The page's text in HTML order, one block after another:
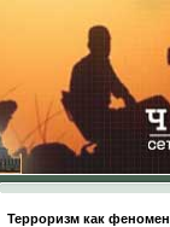
Терроризм как феномен